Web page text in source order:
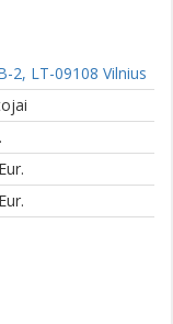
2, LT-09108 Vilnius
Eur.
Eur.